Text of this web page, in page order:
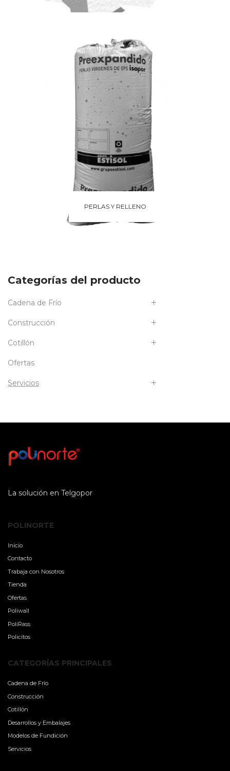
PERLAS Y RELLENO
Categorías del producto
Cadena de Frío
Construcción
Cotillón
Ofertas
Servicios
La solución en Telgopor
POLINORTE
Inicio
Contacto
Trabaja con Nosotros
Tienda
Ofertas
Poliwall
PoliRass
Policitos
CATEGORÍAS PRINCIPALES
Cadena de Frío
Construcción
Cotillón
Desarrollos y Embalajes
Modelos de Fundición
Servicios